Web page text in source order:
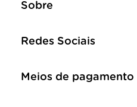
Sobre
Redes Sociais
Meios de pagamento